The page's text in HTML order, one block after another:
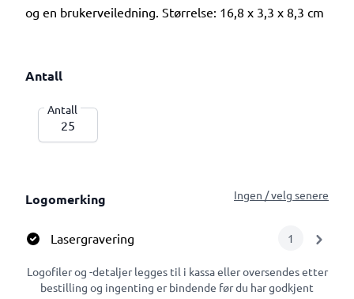
og en brukerveiledning. Størrelse: 16,8 x 3,3 x 8,3 cm
Antall
Antall
Logomerking Ingen / velg senere
Lasergravering 1
Logofiler og -detaljer legges til i kassa eller oversendes etter
bestilling og ingenting er bindende før du har godkjent